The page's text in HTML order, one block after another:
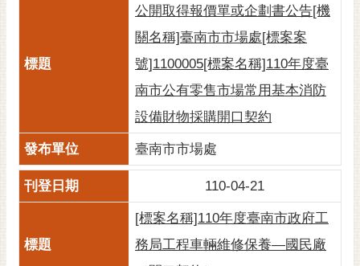
公開取得報價單或企劃書公告[機
關名稱]臺南市市場處[標案案
號]1100005[標案名稱]110年度臺
南市公有零售市場常用基本消防
設備財物採購開口契約
臺南市市場處
110-04-21
[標案名稱]110年度臺南市政府工
務局工程車輛維修保養—國民廠